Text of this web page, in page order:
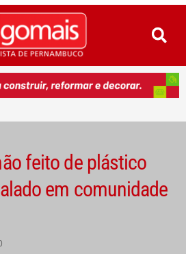
feito de plástico
em comunidade